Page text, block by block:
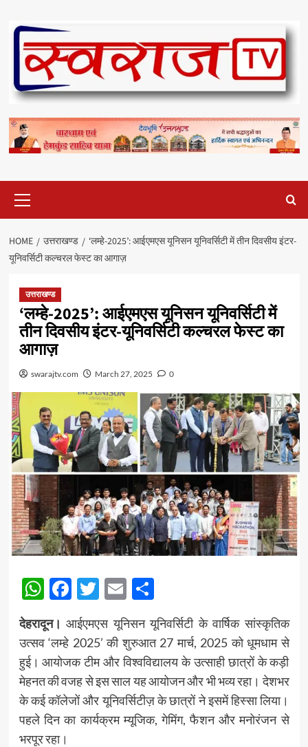
content
Menu
HOME उत्तराखण्ड
‘लम्हे-2025’: आईएमएस यूनिसन यूनिवर्सिटी में तीन दिवसीय इंटर-
यूनिवर्सिटी कल्चरल फेस्ट का आगाज़
उत्तराखण्ड
‘लम्हे-2025’: आईएमएस यूनिसन यूनिवर्सिटी में
तीन दिवसीय इंटर-यूनिवर्सिटी कल्चरल फेस्ट का
आगाज़
swarajtv.com March 27, 2025 0
WhatsApp
Facebook
Twitter
EmailShare
देहरादून। आईएमएस यूनिसन यूनिवर्सिटी के वार्षिक सांस्कृतिक
उत्सव ‘लम्हे 2025’ की शुरुआत 27 मार्च, 2025 को धूमधाम से
हुई। आयोजक टीम और विश्वविद्यालय के उत्साही छात्रों के कड़ी
मेहनत की वजह से इस साल यह आयोजन और भी भव्य रहा। देशभर
के कई कॉलेजों और यूनिवर्सिटीज़ के छात्रों ने इसमें हिस्सा लिया।
पहले दिन का कार्यक्रम म्यूजिक, गेमिंग, फैशन और मनोरंजन से
भरपूर रहा।